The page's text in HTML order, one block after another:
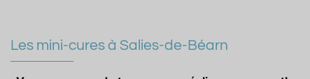
Les mini-cures à Salies-de-Béarn